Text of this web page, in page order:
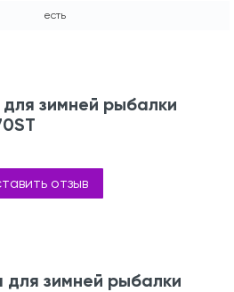
есть
зимней рыбалки
отзыв
зимней рыбалки